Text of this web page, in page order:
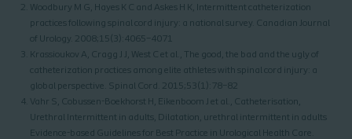
Woodbury M G, Hayes K C and Askes H K, Intermittent catheterization
practices following spinal cord injury: a national survey. Canadian Journal
of Urology. 2008;15(3):4065–4071
Krassioukov A, Cragg J J, West C et al., The good, the bad and the ugly of
catheterization practices among elite athletes with spinal cord injury: a
global perspective. Spinal Cord. 2015;53(1):78–82
Vahr S, Cobussen-Boekhorst H, Eikenboom J et al., Catheterisation,
Urethral Intermittent in adults, Dilatation, urethral intermittent in adults
Evidence-based Guidelines for Best Practice in Urological Health Care.